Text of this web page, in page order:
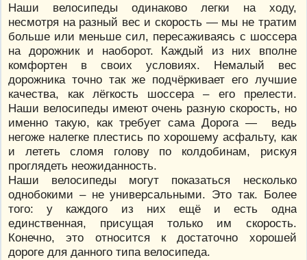
Наши велосипеды одинаково легки на ходу,
несмотря на разный вес и скорость — мы не тратим
больше или меньше сил, пересаживаясь с шоссера
на дорожник и наоборот. Каждый из них вполне
комфортен в своих условиях. Немалый вес
дорожника точно так же подчёркивает его лучшие
качества, как лёгкость шоссера – его прелести.
Наши велосипеды имеют очень разную скорость, но
именно такую, как требует сама Дорога — ведь
негоже налегке плестись по хорошему асфальту, как
и лететь сломя голову по колдобинам, рискуя
проглядеть неожиданность.
Наши велосипеды могут показаться несколько
однобокими – не универсальными. Это так. Более
того: у каждого из них ещё и есть одна
единственная, присущая только им скорость.
Конечно, это относится к достаточно хорошей
дороге для данного типа велосипеда.